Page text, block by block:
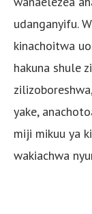
udanganyifu.
kinachoitwa
hakuna shule
yake,
miji mikuu ya
wakiachwa